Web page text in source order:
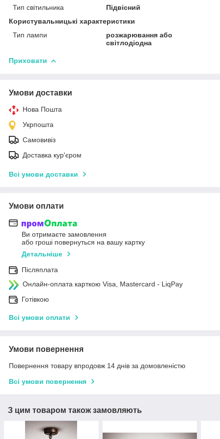
Тип світильника
Підвісний
Користувальницькі характеристики
Тип лампи
розжарювання або
світлодіодна
Приховати
Умови доставки
Нова Пошта
Укрпошта
Самовивіз
Доставка кур'єром
Всі умови доставки
Умови оплати
Ви отримаєте замовлення
або гроші повернуться на вашу картку
Детальніше
Післяплата
Онлайн-оплата карткою Visa, Mastercard - LiqPay
Готівкою
Всі умови оплати
Умови повернення
Повернення товару впродовж 14 днів за домовленістю
Всі умови повернення
З цим товаром також замовляють